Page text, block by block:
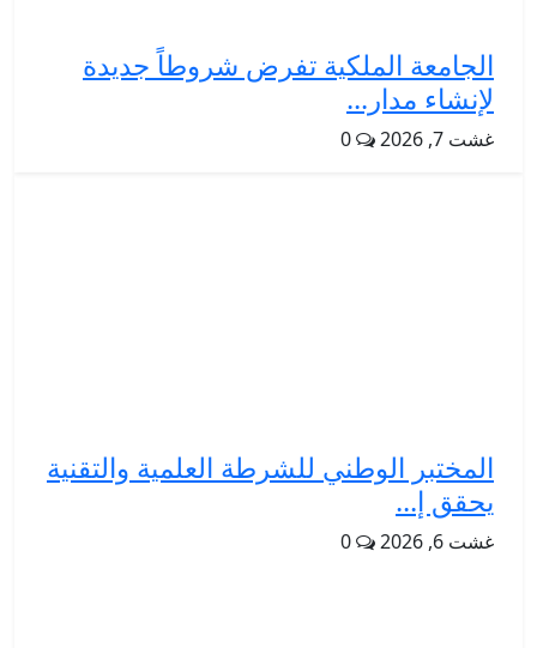
الجامعة الملكية تفرض شروطاً جديدة
لإنشاء مدار...
غشت 7, 2026 0
المختبر الوطني للشرطة العلمية والتقنية
يحقق إ...
غشت 6, 2026 0